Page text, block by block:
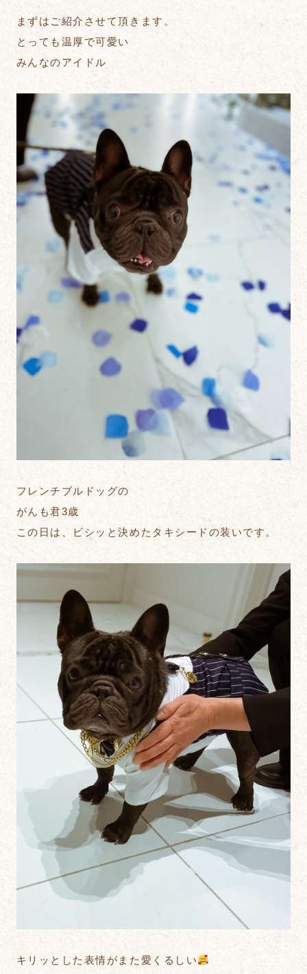
まずはご紹介させて頂きます。
とっても温厚で可愛い
みんなのアイドル
フレンチブルドッグの
がんも君3歳
この日は、ビシッと決めたタキシードの装いです。
キリッとした表情がまた愛くるしい